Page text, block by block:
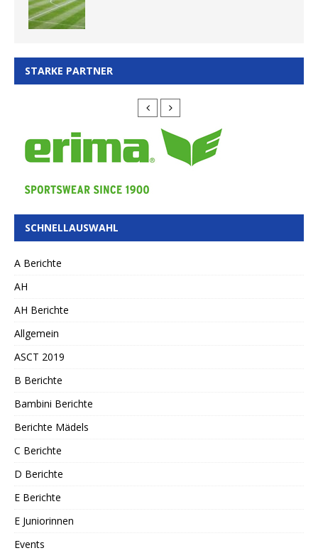
STARKE PARTNER
SCHNELLAUSWAHL
A Berichte
AH
AH Berichte
Allgemein
ASCT 2019
B Berichte
Bambini Berichte
Berichte Mädels
C Berichte
D Berichte
E Berichte
E Juniorinnen
Events